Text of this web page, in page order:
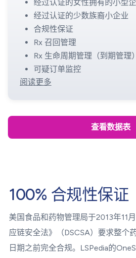
经过认证的女性拥有的小型
经过认证的少数族裔小企业
合规性保证
Rx 召回管理
Rx 生命周期管理（到期管理）
可疑订单监控
阅读更多
查看数据表
100% 合规性保证
美国食品和药物管理局于2013年11
应链安全法》（DSCSA）要求整个
日期之前完全合规。LSPedia的